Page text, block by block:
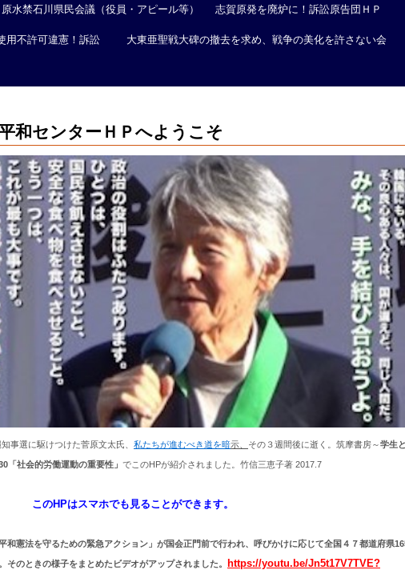
水禁石川県民会議（役員・アピール等） 志賀原発を廃炉に！訴訟原告団ＨＰ
用不許可違憲！訴訟 大東亜聖戦大碑の撤去を求め、戦争の美化を許さない会
和センターＨＰへようこそ
事選に駆けつけた菅原文太氏、 私たちが進むべき道を暗示、 その３週間後に逝く。筑摩書房～学生
「社会的労働運動の重要性」 でこのHPが紹介されました。竹信三恵
このHPはスマホでも見ることができます。
和憲法を守るための緊急アクション」 が国会正門前で行われ、 呼びかけに応じて全国４７都道府県
そのときの様子をまとめたビデオがアップされました。
https://youtu.be/Jn5t17V7TVE?